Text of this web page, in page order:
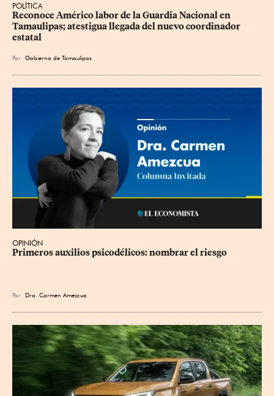
POLÍTICA
Reconoce Américo labor de la Guardia Nacional en
Tamaulipas; atestigua llegada del nuevo coordinador
estatal
Por Gobierno de Tamaulipas
OPINIÓN
Primeros auxilios psicodélicos: nombrar el riesgo
Por Dra. Carmen Amezcua